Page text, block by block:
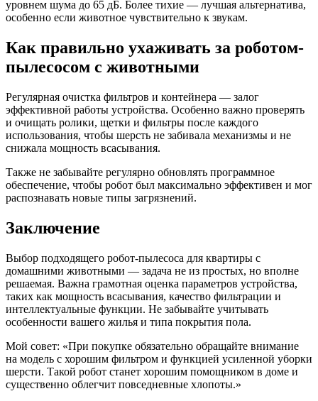
уровнем шума до 65 дБ. Более тихие — лучшая альтернатива,
особенно если животное чувствительно к звукам.
Как правильно ухаживать за роботом-
пылесосом с животными
Регулярная очистка фильтров и контейнера — залог
эффективной работы устройства. Особенно важно проверять
и очищать ролики, щетки и фильтры после каждого
использования, чтобы шерсть не забивала механизмы и не
снижала мощность всасывания.
Также не забывайте регулярно обновлять программное
обеспечение, чтобы робот был максимально эффективен и мог
распознавать новые типы загрязнений.
Заключение
Выбор подходящего робот-пылесоса для квартиры с
домашними животными — задача не из простых, но вполне
решаемая. Важна грамотная оценка параметров устройства,
таких как мощность всасывания, качество фильтрации и
интеллектуальные функции. Не забывайте учитывать
особенности вашего жилья и типа покрытия пола.
Мой совет: «При покупке обязательно обращайте внимание
на модель с хорошим фильтром и функцией усиленной уборки
шерсти. Такой робот станет хорошим помощником в доме и
существенно облегчит повседневные хлопоты.»